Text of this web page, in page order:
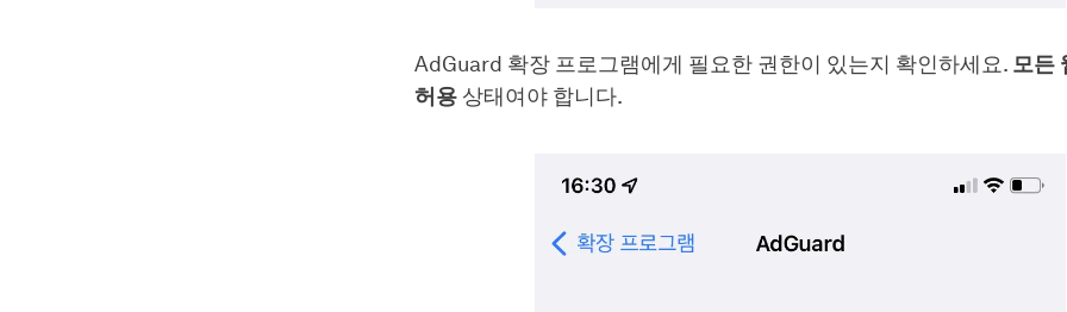
AdGuard 확장 프로그램에게 필요한 권한이 있는지 확인하세요. 모든
허용 상태여야 합니다.